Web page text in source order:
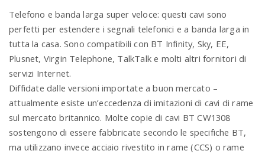
Telefono e banda larga super veloce: questi cavi sono
perfetti per estendere i segnali telefonici e a banda larga in
tutta la casa. Sono compatibili con BT Infinity, Sky, EE,
Plusnet, Virgin Telephone, TalkTalk e molti altri fornitori di
servizi Internet.
Diffidate dalle versioni importate a buon mercato –
attualmente esiste un’eccedenza di imitazioni di cavi di rame
sul mercato britannico. Molte copie di cavi BT CW1308
sostengono di essere fabbricate secondo le specifiche BT,
ma utilizzano invece acciaio rivestito in rame (CCS) o rame